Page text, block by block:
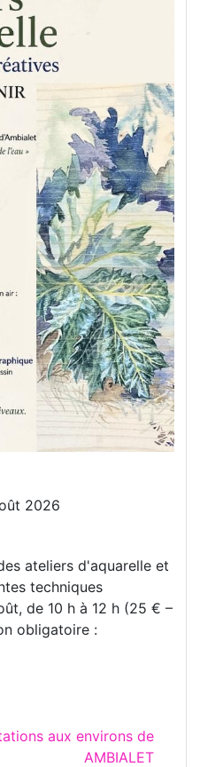
2026
ateliers d'aquarelle et
techniques
de 10 h à 12 h (25 € –
obligatoire :
aux environs de
AMBIALET